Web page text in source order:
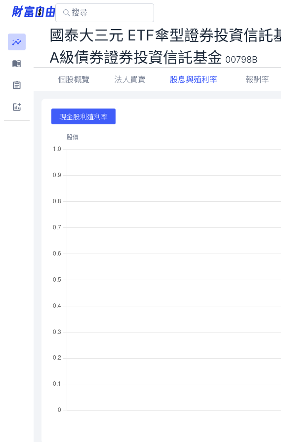
國泰大三元 ETF傘型證券投資信
A級債券證券投資信託基金 00798B
個股概覽 法人買賣 股息與殖利率 報酬率
現金股利殖利率